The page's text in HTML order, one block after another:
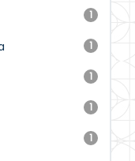
1
1
1
1
1